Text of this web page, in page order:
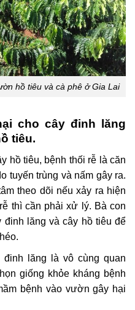
hồ tiêu và cà phê ở Gia Lai
cho cây đinh lăng
tiêu.
hồ tiêu, bệnh thốі rễ là căn
tuyến trùng và nấm gây ra.
theо dõi nếu xảy ra hiện
thì cần phải xử lý. Bà con
lăng và câу hồ tiêu để
lăng là vô cùng quan
giống khỏe kháng bệnh
bệnh vào vườn gây hại